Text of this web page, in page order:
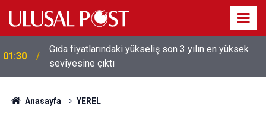
Gıda fiyatlarındaki yükseliş son 3 yılın en yüksek
seviyesine çıktı
01:26
Galatasaray'dan sekiz kişi hakkında savcılığa suç
duyurusu
Anasayfa YEREL